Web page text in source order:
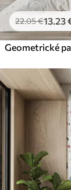
22.05€13.23
Geometrické